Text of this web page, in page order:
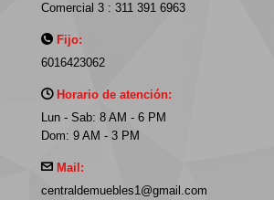
Comercial 3 : 311 391 6963
Fijo:
6016423062
Horario de atención:
Lun - Sab: 8 AM - 6 PM
Dom: 9 AM - 3 PM
Mail:
centraldemuebles1@gmail.com